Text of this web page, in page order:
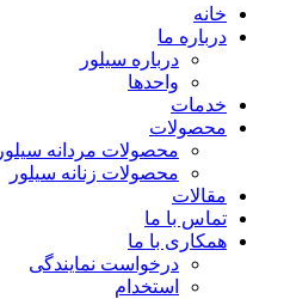
خانه
درباره ما
درباره سیلور
واحدها
خدمات
محصولات
محصولات مردانه سیلور
محصولات زنانه سیلور
مقالات
تماس با ما
همکاری با ما
درخواست نمایندگی
استخدام